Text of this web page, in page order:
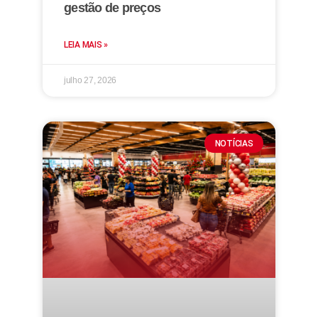
gestão de preços
LEIA MAIS »
julho 27, 2026
NOTÍCIAS